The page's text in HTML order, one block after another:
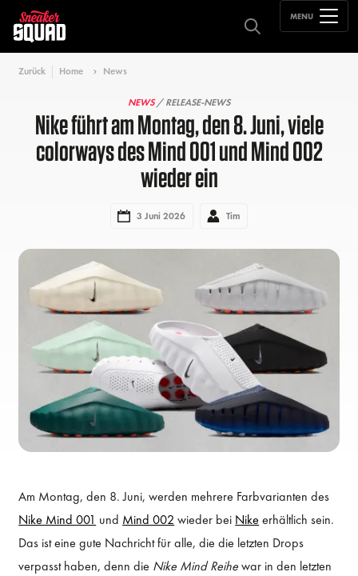
MENU
Zurück Home News
NEWS/ RELEASE-NEWS
Nike führt am Montag, den 8. Juni, viele
colorways des Mind 001 und Mind 002
wieder ein
3 Juni 2026 Tim
Am Montag, den 8. Juni, werden mehrere Farbvarianten des
Nike Mind 001 und Mind 002 wieder bei Nike erhältlich sein.
Das ist eine gute Nachricht für alle, die die letzten Drops
verpasst haben, denn die Nike Mind Reihewar in den letzten